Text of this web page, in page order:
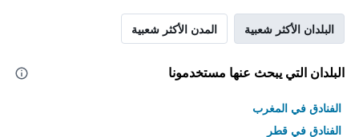
البلدان الأكثر شعبية المدن الأكثر شعبية
البلدان التي يبحث عنها مستخدمونا
الفنادق في المغرب
الفنادق في قطر